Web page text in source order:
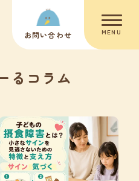
お問い合わせ MENU
るコラム